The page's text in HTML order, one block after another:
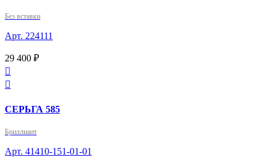
Без вставки
Арт. 224111
29 400 ₽


СЕРЬГА 585
Бриллиант
Арт. 41410-151-01-01